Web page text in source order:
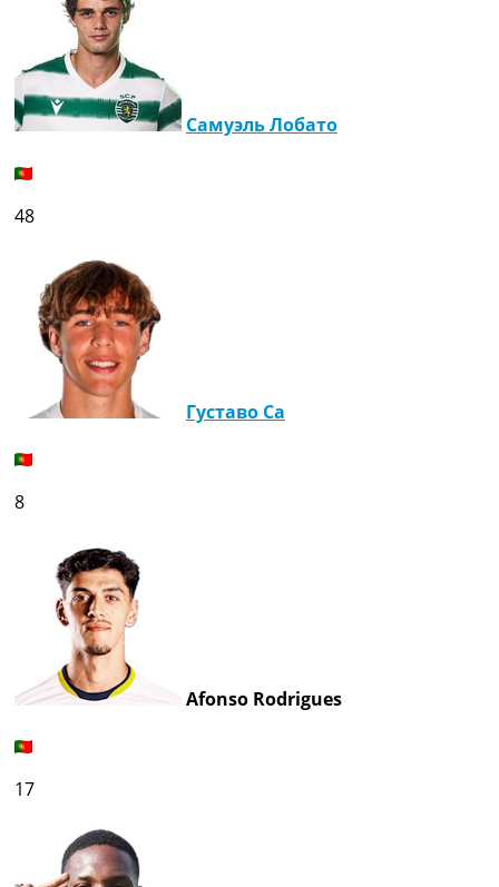
Самуэль Лобато
48
Густаво Са
8
Afonso Rodrigues
17